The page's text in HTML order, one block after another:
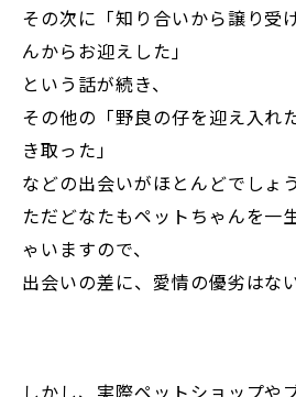
その次に「知り合いから譲り受
んからお迎えした」
という話が続き、
その他の「野良の仔を迎え入れ
き取った」
などの出会いがほとんどでしょう
ただどなたもペットちゃんを一
ゃいますので、
出会いの差に、愛情の優劣はな